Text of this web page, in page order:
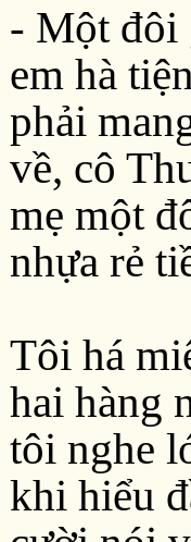
- Một đôi
em hà
phải
về, cô
mẹ một
nhựa rẻ
Tôi há
hai hàng
tôi nghe
khi hiểu